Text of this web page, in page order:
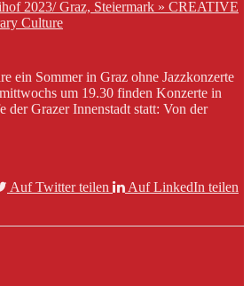
2023/ Graz, Steiermark » CREATIVE
Culture
ein Sommer in Graz ohne Jazzkonzerte
um 19.30 finden Konzerte in
der Grazer Innenstadt statt: Von der
Auf Twitter teilen
Auf LinkedIn teilen